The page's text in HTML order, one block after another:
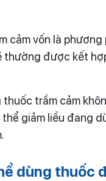
cảm vốn là
thường được kết
trầm cảm
giảm liều đang
dùng thuốc